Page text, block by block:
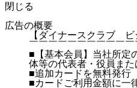
閉じる
広告の概要
【ダイナースクラブ ビ
￣￣￣￣￣￣￣￣￣￣
■【基本会員】当社所定
体等の代表者・役員ま
■追加カードを無料発行
■カードご利用金額に一